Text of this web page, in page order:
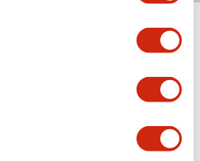
顯示全部 +